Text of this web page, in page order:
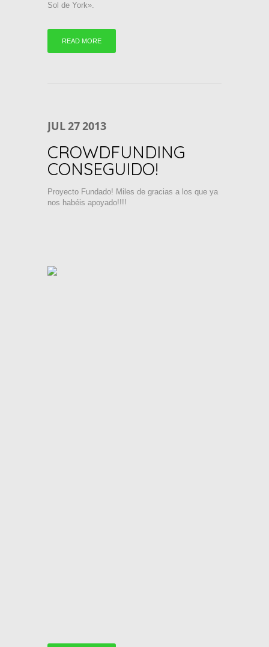
Sol de York».
READ MORE
JUL272013
CROWDFUNDING
CONSEGUIDO!
Proyecto Fundado! Miles de gracias a los que ya
nos habéis apoyado!!!!